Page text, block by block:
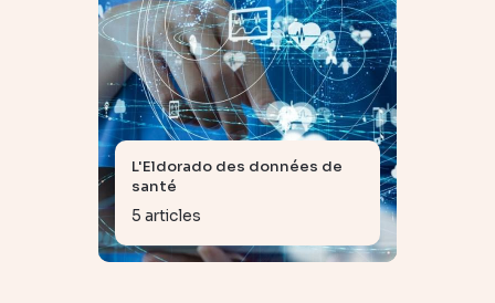
L'Eldorado des données de
santé
5 articles